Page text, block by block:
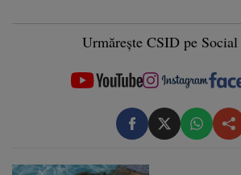
Urmărește CSID pe